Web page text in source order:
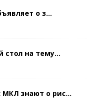
о з...
стол на тему...
знают о рис...